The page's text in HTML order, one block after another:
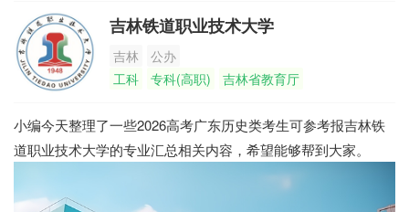
吉林铁道职业技术大学
吉林
公办
工科
专科(高职) 吉林省教育厅
小编今天整理了一些2026高考广东历史类考生可参考报吉林铁
道职业技术大学的专业汇总相关内容，希望能够帮到大家。